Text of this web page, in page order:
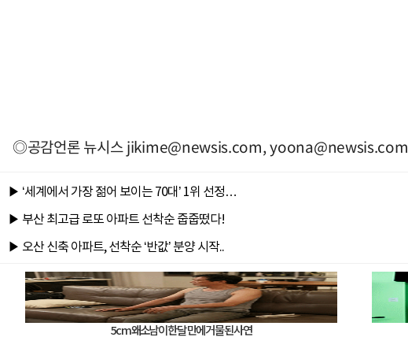
◎공감언론 뉴시스jikime@newsis.com,yoona@newsis.com